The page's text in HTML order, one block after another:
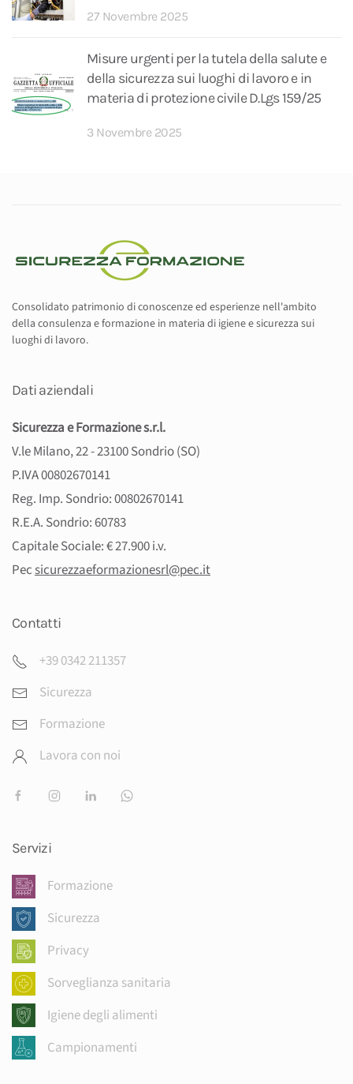
27 Novembre 2025
Misure urgenti per la tutela della salute e
della sicurezza sui luoghi di lavoro e in
materia di protezione civile D.Lgs 159/25
3 Novembre 2025
Consolidato patrimonio di conoscenze ed esperienze nell'ambito
della consulenza e formazione in materia di igiene e sicurezza sui
luoghi di lavoro.
Dati aziendali
Sicurezza e Formazione s.r.l.
V.le Milano, 22 - 23100 Sondrio (SO)
P.IVA 00802670141
Reg. Imp. Sondrio: 00802670141
R.E.A. Sondrio: 60783
Capitale Sociale: € 27.900 i.v.
Pecsicurezzaeformazionesrl@pec.it
Contatti
+39 0342 211357
Sicurezza
Formazione
Lavora con noi
Servizi
Formazione
Sicurezza
Privacy
Sorveglianza sanitaria
Igiene degli alimenti
Campionamenti